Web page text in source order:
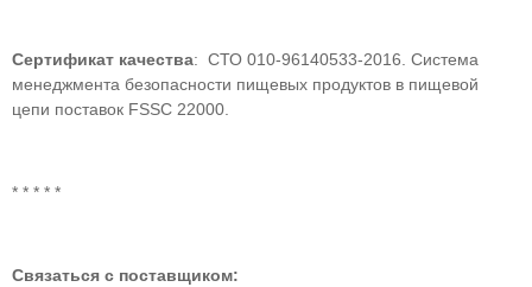
Сертификат качества: СТО 010-96140533-2016. Система
менеджмента безопасности пищевых продуктов в пищевой
цепи поставок FSSC 22000.
* * * * *
Связаться с поставщиком: